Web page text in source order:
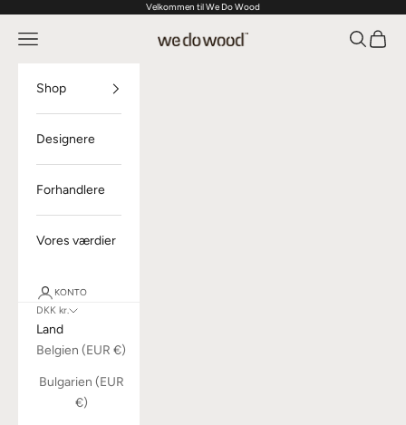
Velkommen til We Do Wood
We Do Wood
Åbn navigationsmenu ÅbnÅbn
Shop
Designere
Forhandlere
Vores værdier
KONTO
DKK kr.
Land
Belgien (EUR €)
Bulgarien (EUR
€)